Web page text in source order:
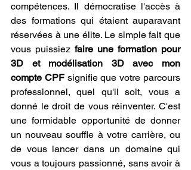
compétences. Il démocratise l'accès à
des formations qui étaient auparavant
réservées à une élite. Le simple fait que
vous puissiez faire une formation pour
3D et modélisation 3D avec mon
compte CPF signifie que votre parcours
professionnel, quel qu'il soit, vous a
donné le droit de vous réinventer. C'est
une formidable opportunité de donner
un nouveau souffle à votre carrière, ou
de vous lancer dans un domaine qui
vous a toujours passionné, sans avoir à